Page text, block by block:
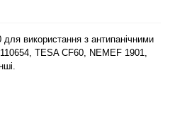
використання з антипанічними
TESA CF60, NEMEF 1901,